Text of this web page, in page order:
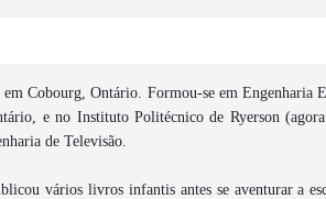
Cobourg, Ontário. Formou-se em Engenharia
e no Instituto Politécnico de Ryerson
de Televisão.
vários livros infantis antes se aventurar a